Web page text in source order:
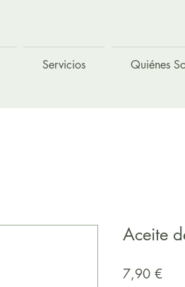
Servicios Quiénes
Aceite
7,90 €